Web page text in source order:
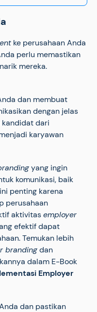
ke perusahaan Anda
perlu memastikan
mereka.
dan membuat
dengan jelas
dari
karyawan
yang ingin
komunikasi, baik
penting karena
perusahaan
aktivitasemployer
efektif dapat
Temukan lebih
brandingdan
dalam E-Book
Employer
dan pastikan